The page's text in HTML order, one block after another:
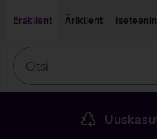
Eraklient
Äriklient